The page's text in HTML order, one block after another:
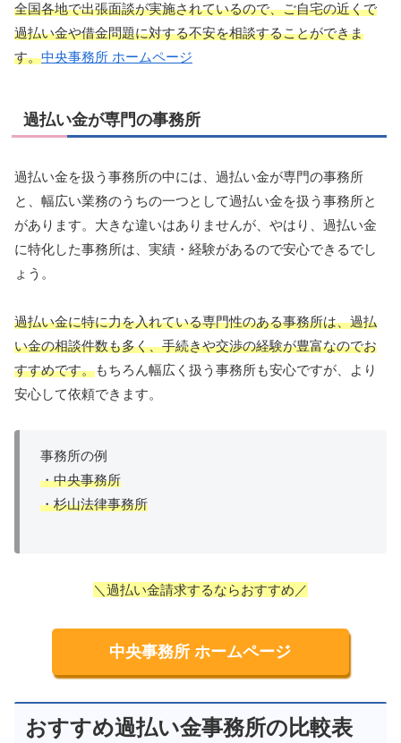
全国各地で出張面談が実施されているので、ご自宅の近くで
過払い金や借金問題に対する不安を相談することができま
す。中央事務所 ホームページ
過払い金が専門の事務所
過払い金を扱う事務所の中には、過払い金が専門の事務所
と、幅広い業務のうちの一つとして過払い金を扱う事務所と
があります。大きな違いはありませんが、やはり、過払い金
に特化した事務所は、実績・経験があるので安心できるでし
ょう。
過払い金に特に力を入れている専門性のある事務所は、過払
い金の相談件数も多く、手続きや交渉の経験が豊富なのでお
すすめです。もちろん幅広く扱う事務所も安心ですが、より
安心して依頼できます。
事務所の例
・中央事務所
・杉山法律事務所
＼過払い金請求するならおすすめ／
中央事務所 ホームページ
おすすめ過払い金事務所の比較表